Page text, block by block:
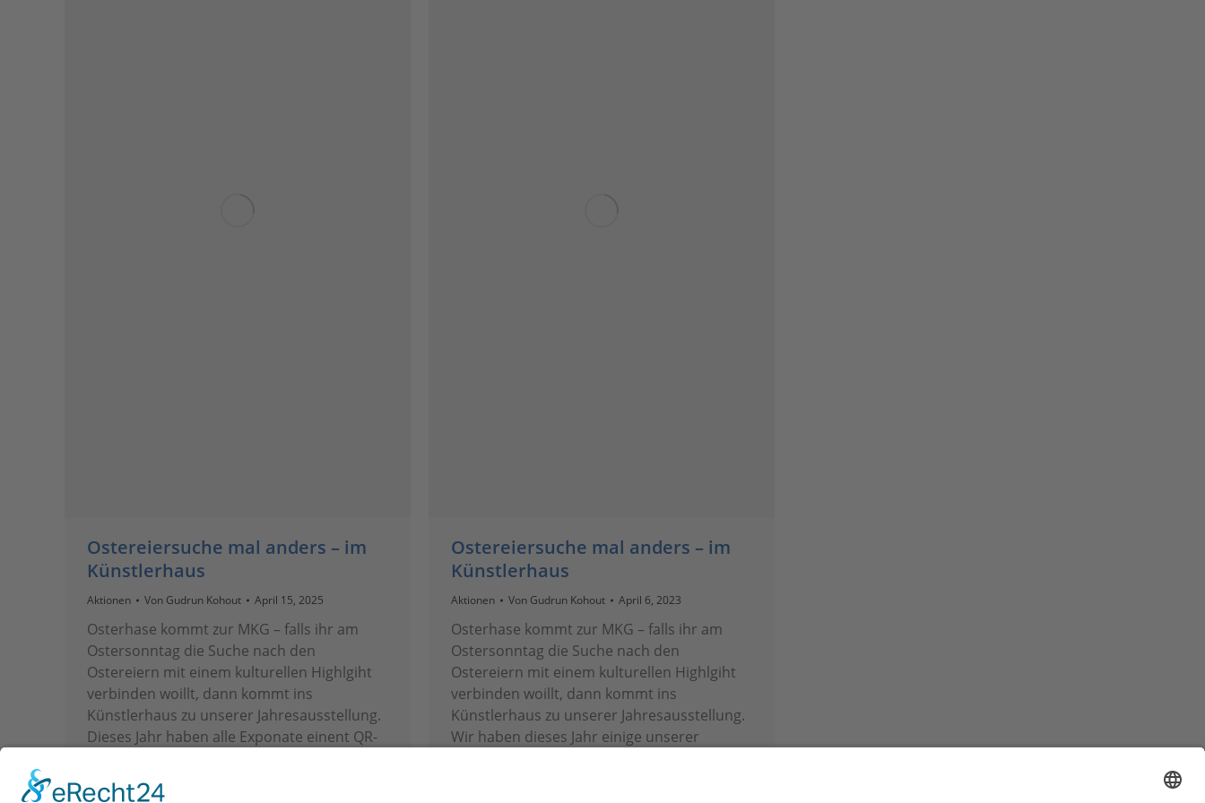
Ostereiersuche mal anders – im
Künstlerhaus
Aktionen Von Gudrun Kohout April 15, 2025
Osterhase kommt zur MKG – falls ihr am
Ostersonntag die Suche nach den
Ostereiern mit einem kulturellen Highlgiht
verbinden woillt, dann kommt ins
Künstlerhaus zu unserer Jahresausstellung.
Dieses Jahr haben alle Exponate einent QR-
Hintergrundinformationen zum Werk ins
Ostereiersuche mal anders – im
Künstlerhaus
Aktionen Von Gudrun Kohout April 6, 2023
Osterhase kommt zur MKG – falls ihr am
Ostersonntag die Suche nach den
Ostereiern mit einem kulturellen Highlgiht
verbinden woillt, dann kommt ins
Künstlerhaus zu unserer Jahresausstellung.
Wir haben dieses Jahr einige unserer